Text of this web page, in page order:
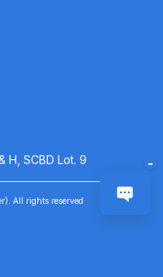
-
H, SCBD Lot. 9
All rights reserved